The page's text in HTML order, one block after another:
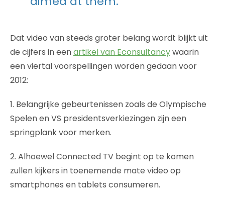
Dat video van steeds groter belang wordt blijkt uit
de cijfers in eenartikel van Econsultancywaarin
een viertal voorspellingen worden gedaan voor
2012:
1. Belangrijke gebeurtenissen zoals de Olympische
Spelen en VS presidentsverkiezingen zijn een
springplank voor merken.
2. Alhoewel Connected TV begint op te komen
zullen kijkers in toenemende mate video op
smartphones en tablets consumeren.